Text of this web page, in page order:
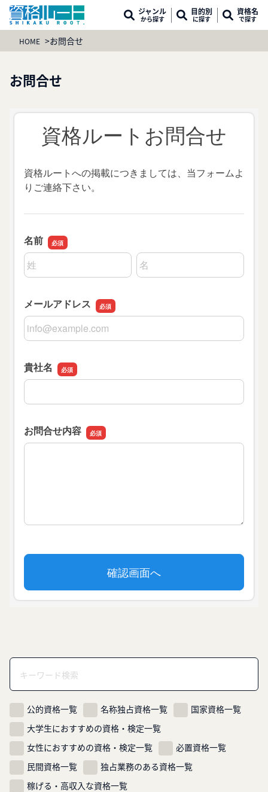
ジャンル
から探す
目的別
に探す
資格名
で探す
HOME >お問合せ
お問合せ
公的資格一覧 名称独占資格一覧
国家資格一覧
大学生におすすめの資格・検定一覧
女性におすすめの資格・検定一覧
必置資格一覧
民間資格一覧
独占業務のある資格一覧
稼げる・高収入な資格一覧